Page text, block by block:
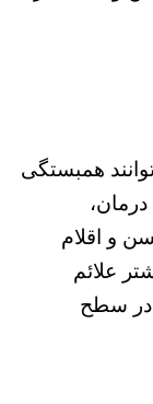
همبستگی
و اقلام
علائم
در سطح